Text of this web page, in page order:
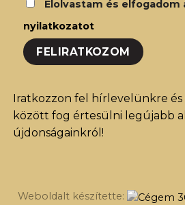
Elolvastam és elfogadom
nyilatkozatot
Iratkozzon fel hírlevelünkre és
között fog értesülni legújabb
újdonságainkról!
Weboldalt készítette: